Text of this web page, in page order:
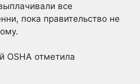
все
пока правительство не
OSHA отметила